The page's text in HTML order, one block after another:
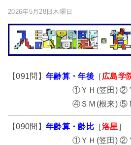
2026年5月28日木曜日
【091問】 年齢算・年後［広島学
①ＹＨ(笠田) ②
④ＳＭ(根来) ⑤
【090問】 年齢算・齢比［洛星 ］
①ＹＨ(笠田) ②